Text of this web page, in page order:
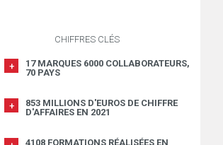
CHIFFRES CLÉS
17 MARQUES 6000 COLLABORATEURS,
70 PAYS
853 MILLIONS D'EUROS DE CHIFFRE
D'AFFAIRES EN 2021
4108 FORMATIONS RÉALISÉES EN